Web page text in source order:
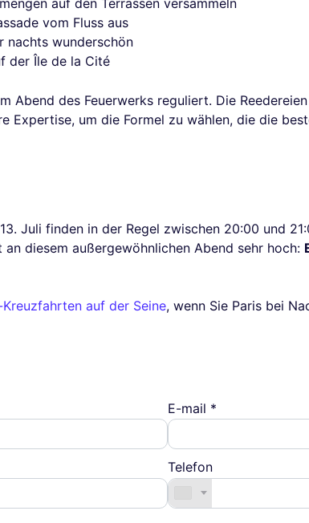
vom Fluss aus
nachts wunderschön
der Île de la Cité
Abend des Feuerwerks reguliert. Die
Expertise, um die Formel zu wählen, die die
Juli finden in der Regel zwischen 20:00 und
diesem außergewöhnlichen Abend sehr hoch:
auf der Seine, wenn Sie Paris bei
E-mail *
Telefon